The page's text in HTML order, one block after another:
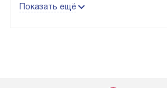
до подъезда, отдельная доставка
Показать ещё